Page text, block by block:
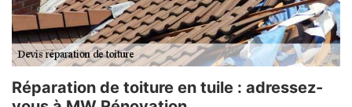
Réparation de toiture en tuile : adressez-